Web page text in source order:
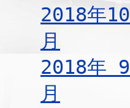
2018年10
月
2018年 9
月